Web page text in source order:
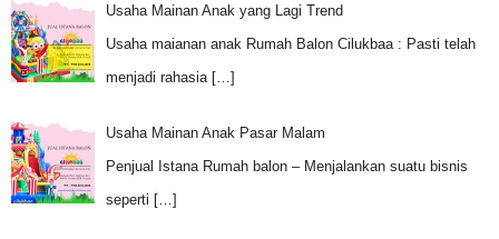
Usaha Mainan Anak yang Lagi Trend
Usaha maianan anak Rumah Balon Cilukbaa : Pasti telah
menjadi rahasia […]
Usaha Mainan Anak Pasar Malam
Penjual Istana Rumah balon – Menjalankan suatu bisnis
seperti […]